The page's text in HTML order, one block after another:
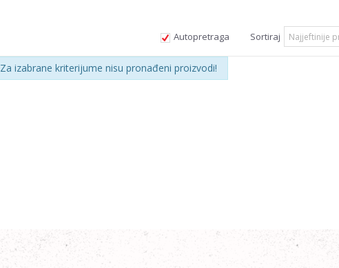
Autopretraga Sortiraj
Za izabrane kriterijume nisu pronađeni proizvodi!